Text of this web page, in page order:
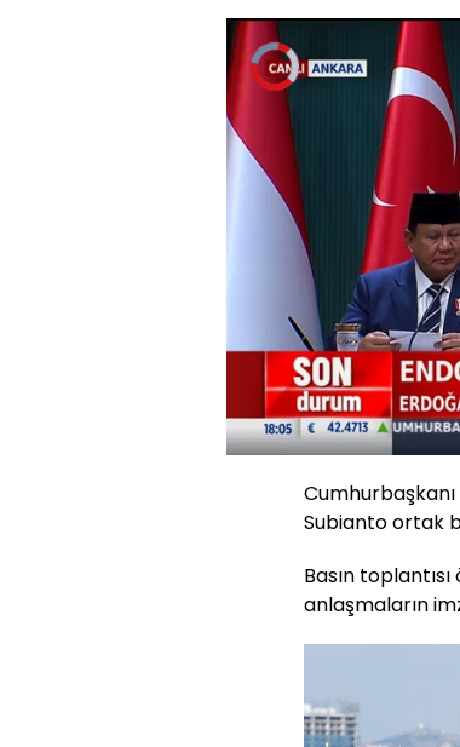
Video
Oynatıcısı
Sesi
Aç
Yüklendi:
Subianto ortak
Basın
anlaşmaların